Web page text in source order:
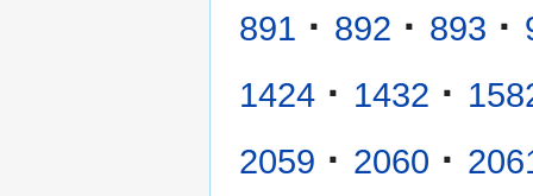
891 · 892 · 893 ·
1424 · 1432 ·
2059 · 2060 ·